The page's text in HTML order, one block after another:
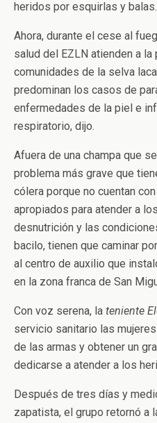
heridos por esquirlas y balas.
Ahora, durante el cese al
salud del EZLN atienden a
comunidades de la selva
predominan los casos de
enfermedades de la piel e
respiratorio, dijo.
Afuera de una champa que
problema más grave que
cólera porque no cuentan
apropiados para atender a
desnutrición y las
bacilo, tienen que caminar
al centro de auxilio que
en la zona franca de San
Con voz serena, la teniente
servicio sanitario las
de las armas y obtener un
dedicarse a atender a los
Después de tres días y
zapatista, el grupo retornó a